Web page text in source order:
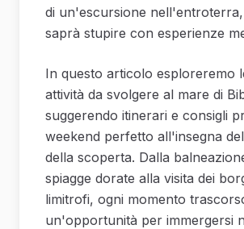
di un'escursione
saprà stupire con esperienze
In questo articolo esploreremo
attività da svolgere al mare di
suggerendo itinerari e consigli
weekend perfetto all'insegna
della scoperta. Dalla
spiagge dorate alla visita dei
limitrofi, ogni momento
un'opportunità per immergersi